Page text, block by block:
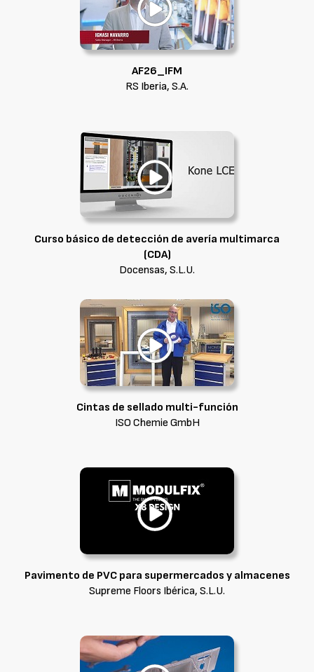
AF26_IFM
RS Iberia, S.A.
Curso básico de detección de avería multimarca
(CDA)
Docensas, S.L.U.
Cintas de sellado multi-función
ISO Chemie GmbH
Pavimento de PVC para supermercados y almacenes
Supreme Floors Ibérica, S.L.U.